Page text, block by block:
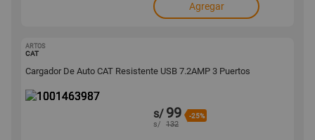
Agregar
ARTOS
CAT
Cargador De Auto CAT Resistente USB 7.2AMP 3 Puertos
s/ 99 -25%
s/ 132